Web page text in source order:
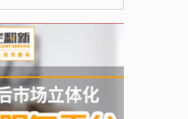
青海
宁夏
-收缩